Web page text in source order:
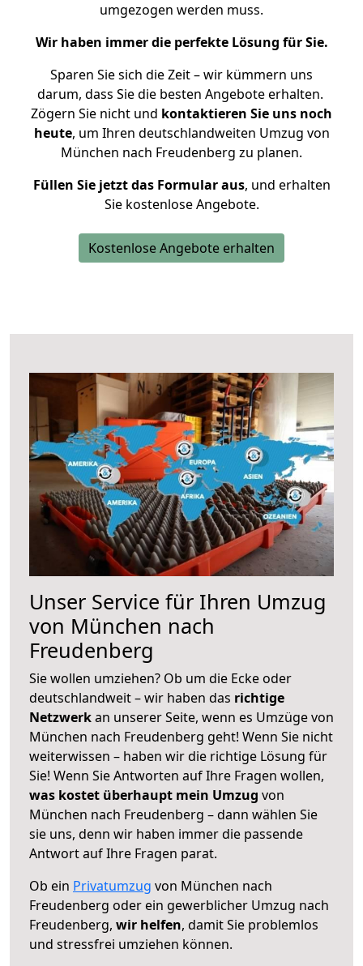
umgezogen werden muss.
Wir haben immer die perfekte Lösung für Sie.
Sparen Sie sich die Zeit – wir kümmern uns
darum, dass Sie die besten Angebote erhalten.
Zögern Sie nicht und kontaktieren Sie uns noch
heute, um Ihren deutschlandweiten Umzug von
München nach Freudenberg zu planen.
Füllen Sie jetzt das Formular aus, und erhalten
Sie kostenlose Angebote.
Kostenlose Angebote erhalten
Unser Service für Ihren Umzug
von München nach
Freudenberg
Sie wollen umziehen? Ob um die Ecke oder
deutschlandweit – wir haben das richtige
Netzwerkan unserer Seite, wenn es Umzüge von
München nach Freudenberg geht! Wenn Sie nicht
weiterwissen – haben wir die richtige Lösung für
Sie! Wenn Sie Antworten auf Ihre Fragen wollen,
was kostet überhaupt mein Umzug von
München nach Freudenberg – dann wählen Sie
sie uns, denn wir haben immer die passende
Antwort auf Ihre Fragen parat.
Ob ein Privatumzug von München nach
Freudenberg oder ein gewerblicher Umzug nach
Freudenberg, wir helfen, damit Sie problemlos
und stressfrei umziehen können.